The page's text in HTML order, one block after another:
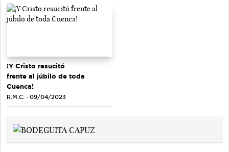
¡Y Cristo resucitó
frente al júbilo de toda
Cuenca!
R.M.C. - 09/04/2023